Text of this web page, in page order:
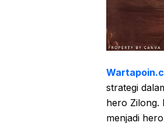
strategi
hero Zilong.
menjadi